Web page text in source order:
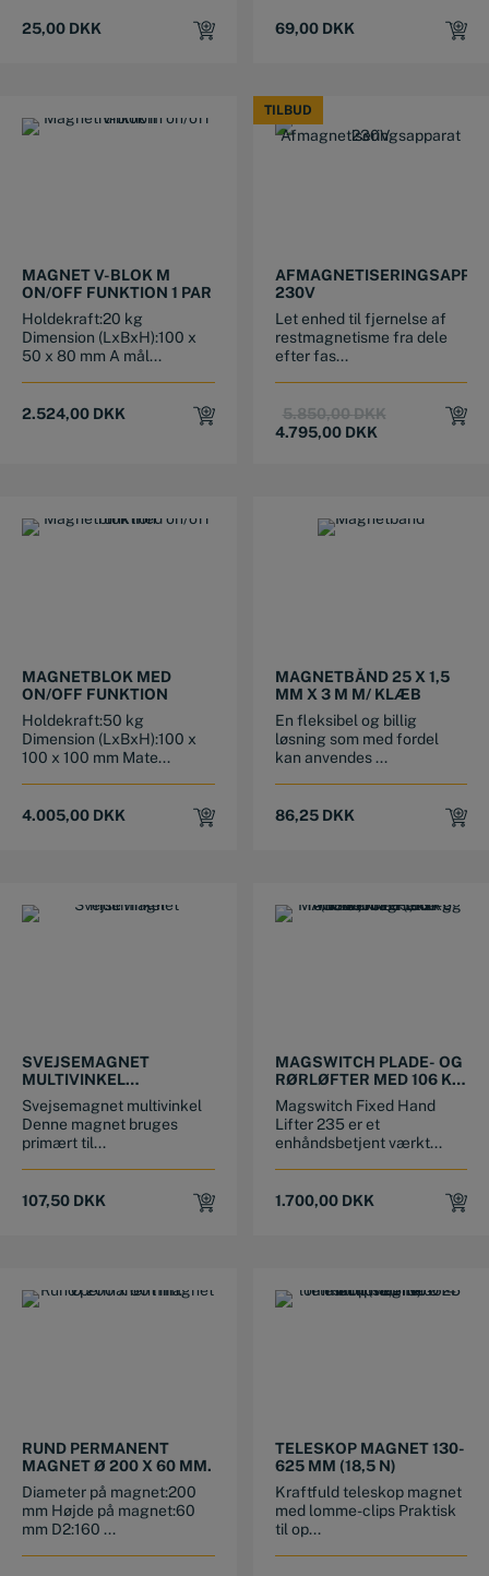
25,00 DKK 69,00 DKK
MAGNET V-BLOK M
ON/OFF FUNKTION 1 PAR
Holdekraft:20 kg
Dimension (LxBxH):100 x
50 x 80 mm A mål...
2.524,00 DKK
TILBUD
TILBUD
230V
Let enhed til fjernelse af
restmagnetisme fra dele
efter fas...
5.850,00DKKOriginal
4.795,00 DKK
Current
MAGNETBLOK MED
ON/OFF FUNKTION
Holdekraft:50 kg
Dimension (LxBxH):100 x
100 x 100 mm Mate...
4.005,00 DKK
MAGNETBÅND 25 X 1,5
MM X 3 M M/ KLÆB
En fleksibel og billig
løsning som med fordel
kan anvendes ...
86,25 DKK
SVEJSEMAGNET
MULTIVINKEL
30°/45°/60°/75°/90°
VINKLER (220N)
Svejsemagnet multivinkel
Denne magnet bruges
primært til...
107,50 DKK
MAGSWITCH PLADE- OG
RØRLØFTER MED 106 KG
(MAX.)
Magswitch Fixed Hand
Lifter 235 er et
enhåndsbetjent værkt...
1.700,00 DKK
RUND PERMANENT
MAGNET Ø 200 X 60 MM.
Diameter på magnet:200
mm Højde på magnet:60
mm D2:160 ...
TELESKOP MAGNET 130-
625 MM (18,5 N)
Kraftfuld teleskop magnet
med lomme-clips Praktisk
til op...